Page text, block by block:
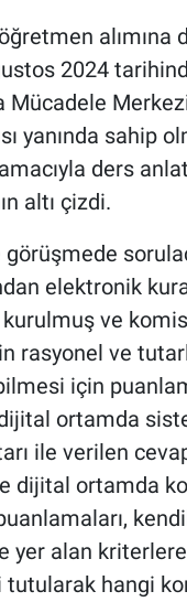
2024
yanında sahip
ders
altı çizdi.
elektronik
ve
rasyonel ve
için
dijital ortamda
ile verilen
dijital ortamda
yer alan
hangi